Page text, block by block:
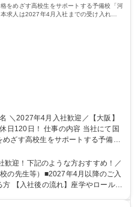
をめざす高校生をサポートする予備校「河
求人は2027年4月入社までの受け入れが
内容 当社にて国
ざす高校生をサポートする予備校
します。本求人は2027年4月入社
マネジメント ■入塾相談 ■予算・
】生徒数は50名～200名程度。生
迎！下記のような方おすすめ！／
の先生等）■2027年4月以降のご入
ルプ